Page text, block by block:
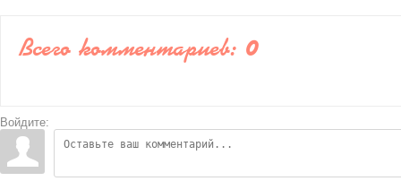
Всего комментариев: 0
Войдите: